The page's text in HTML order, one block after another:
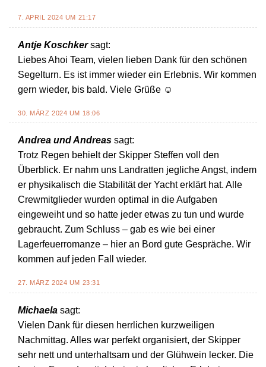
7. APRIL 2024 UM 21:17
Antje Koschker sagt:
Liebes Ahoi Team, vielen lieben Dank für den schönen
Segelturn. Es ist immer wieder ein Erlebnis. Wir kommen
gern wieder, bis bald. Viele Grüße ☺️
30. MÄRZ 2024 UM 18:06
Andrea und Andreas sagt:
Trotz Regen behielt der Skipper Steffen voll den
Überblick. Er nahm uns Landratten jegliche Angst, indem
er physikalisch die Stabilität der Yacht erklärt hat. Alle
Crewmitglieder wurden optimal in die Aufgaben
eingeweiht und so hatte jeder etwas zu tun und wurde
gebraucht. Zum Schluss – gab es wie bei einer
Lagerfeuerromanze – hier an Bord gute Gespräche. Wir
kommen auf jeden Fall wieder.
27. MÄRZ 2024 UM 23:31
Michaela sagt:
Vielen Dank für diesen herrlichen kurzweiligen
Nachmittag. Alles war perfekt organisiert, der Skipper
sehr nett und unterhaltsam und der Glühwein lecker. Die